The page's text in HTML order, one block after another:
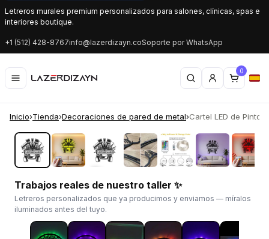
Letreros murales premium personalizados para salones, clínicas, spas e
interiores boutique.
+1 (512) 428-8767info@lazerdizayn.coSoporte por WhatsApp
0
Inicio›Tienda›Decoraciones de pared de metal›Cartel LED de Pintor
‹ ›
Trabajos reales de nuestro taller ✨
Letreros personalizados que ya producimos y enviamos — míralos
iluminados antes del tuyo.